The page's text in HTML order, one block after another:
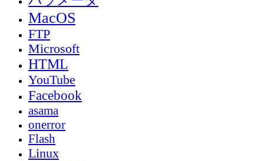
MacOS
FTP
Microsoft
HTML
YouTube
Facebook
asama
onerror
Flash
Linux